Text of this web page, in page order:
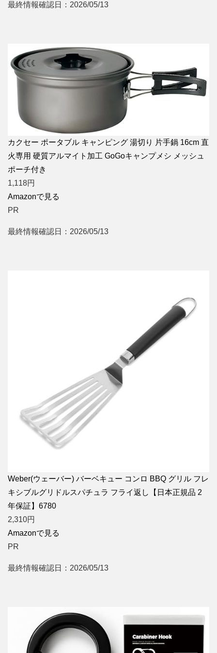
最終情報確認日：2026/05/13
カクセー ポータブル キャンピング 湯切り 片手鍋 16cm 直
火専用 硬質アルマイト加工 GoGoキャンプメシ メッシュ
ポーチ付き
1,118円
Amazonで見る
PR
最終情報確認日：2026/05/13
Weber(ウェーバー) バーベキュー コンロ BBQ グリル フレ
キシブルグリドルスパチュラ フライ返し【日本正規品 2
年保証】6780
2,310円
Amazonで見る
PR
最終情報確認日：2026/05/13